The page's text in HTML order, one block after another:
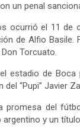
un penal
ocurrió el 11 de
de Alfio
Torcuato.
estadio de
“Pupi” Javier
promesa del
y un